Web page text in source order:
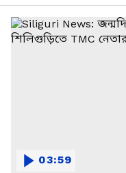
03:59